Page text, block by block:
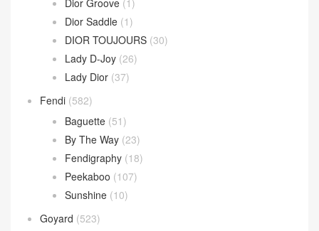
Chanel(669)
Dior
(508)
30 Montaigne(9)
Dior Bobby (4)
Dior Book Tote
Dior Caro
Dior Groove(1)
Dior Saddle(1)
DIOR TOUJOURS
Lady D-Joy(26)
Lady Dior (37)
Fendi(582)